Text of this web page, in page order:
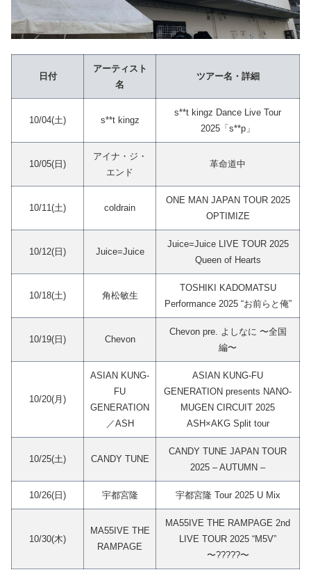
日付
アーティスト
名
ツアー名・詳細
10/04(土) s**t kingz
s**t kingz Dance Live Tour
2025「s**p」
10/05(日)
アイナ・ジ・
エンド
革命道中
10/11(土) coldrain
ONE MAN JAPAN TOUR 2025
OPTIMIZE
10/12(日) Juice=Juice
Juice=Juice LIVE TOUR 2025
Queen of Hearts
10/18(土) 角松敏生
TOSHIKI KADOMATSU
Performance 2025 “お前らと俺”
10/19(日) Chevon
Chevon pre. よしなに 〜全国
編〜
10/20(月)
ASIAN KUNG-
FU
GENERATION
／ASH
ASIAN KUNG-FU
GENERATION presents NANO-
MUGEN CIRCUIT 2025
ASH×AKG Split tour
10/25(土) CANDY TUNE
CANDY TUNE JAPAN TOUR
2025 – AUTUMN –
10/26(日) 宇都宮隆 宇都宮隆 Tour 2025 U Mix
10/30(木)
MA55IVE THE
RAMPAGE
MA55IVE THE RAMPAGE 2nd
LIVE TOUR 2025 “M5V”
〜?????〜